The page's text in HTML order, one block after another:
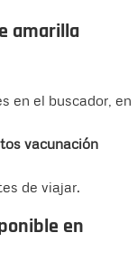
amarilla
en el buscador, en
vacunación
de viajar.
en